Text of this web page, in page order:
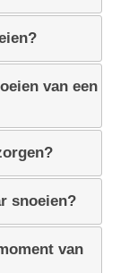
van een
snoeien?
van